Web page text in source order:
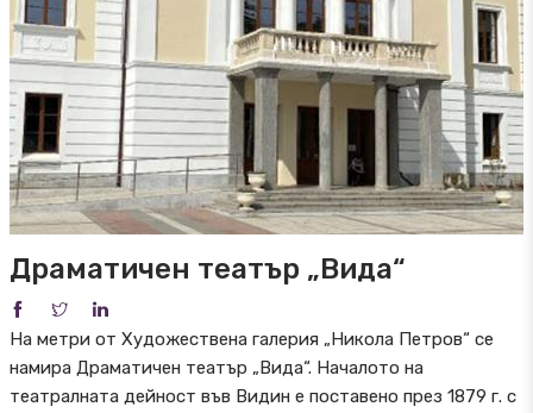
Драматичен театър „Вида“
На метри от Художествена галерия „Никола Петров“ се
намира Драматичен театър „Вида“. Началото на
театралната дейност във Видин е поставено през 1879 г. с